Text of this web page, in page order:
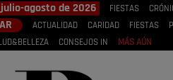
julio-agosto de 2026 FIESTAS
ACTUALIDAD CARIDAD FIESTAS
CONSEJOS IN MÁS AÚN